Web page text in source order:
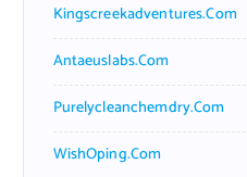
Kingscreekadventures.com
Antaeuslabs.com
Purelycleanchemdry.com
WishOping.com